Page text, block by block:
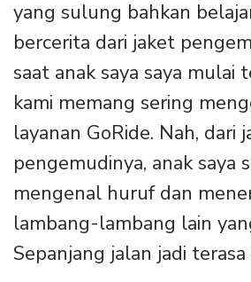
yang sulung bahkan
bercerita dari jaket
saat anak saya saya mulai
kami memang sering
layanan GoRide. Nah, dari
pengemudinya, anak saya
mengenal huruf dan
lambang-lambang lain
Sepanjang jalan jadi terasa